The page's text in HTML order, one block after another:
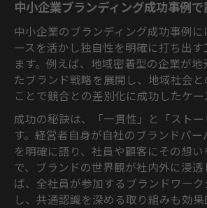
中小企業ブランディング成功事例
中小企業のブランディング成功事例
ースを活かし独自性を明確に打ち出
ます。例えば、地域密着型の企業が
たブランド戦略を展開し、地域社会と
ことで競合との差別化に成功したケー
成功の秘訣は、「一貫性」と「スト
す。経営者自身が自社のブランドパー
を明確に語り、社員や顧客にその想
で、ブランドの世界観が社内外に浸透
ば、全社員が参加するブランドワー
し、共通認識を深める取り組みも効果